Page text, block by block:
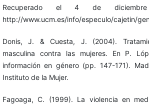
Recuperado el 4 de
http://www.ucm.es/info/especulo/cajetin/
Donis, J. & Cuesta, J. (2004).
masculina contra las mujeres. En P.
información en género (pp. 147-171).
Instituto de la Mujer.
Fagoaga, C. (1999). La violencia en